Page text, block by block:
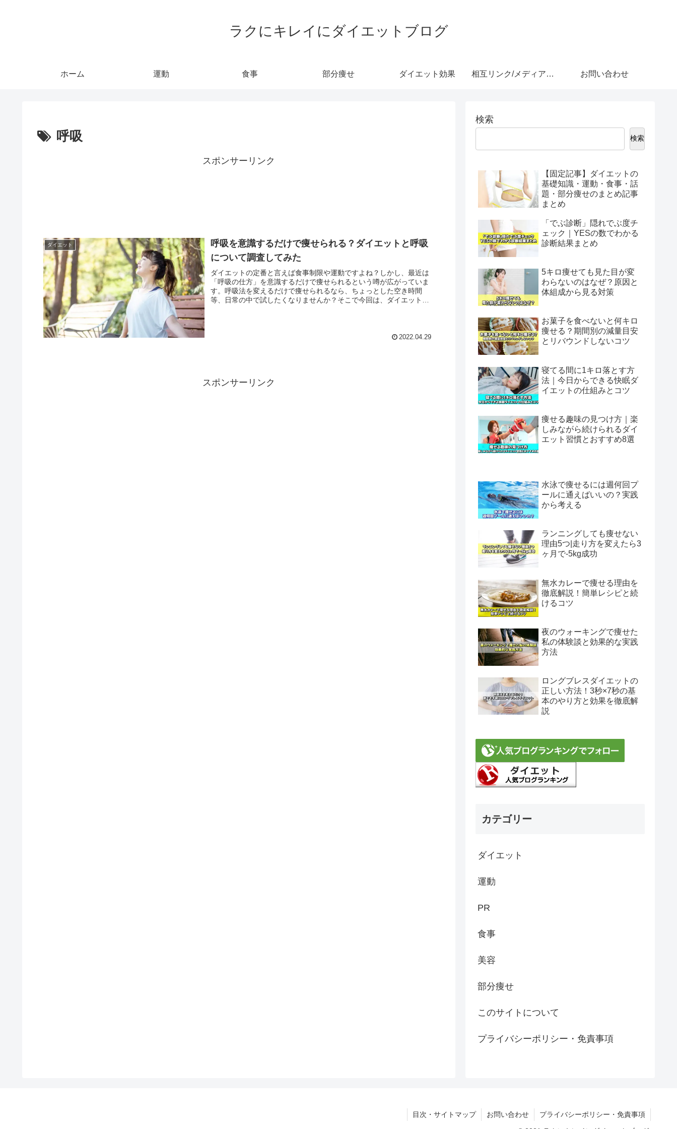
ラクにキレイにダイエットブログ
ホーム 運動 食事 部分痩せ ダイエット効果 相互リンク/メディア紹介 お問い合わせ
呼吸
スポンサーリンク
ダイエット
呼吸を意識するだけで痩せられる？ダイエットと呼吸
について調査してみた
ダイエットの定番と言えば食事制限や運動ですよね？しかし、最近は
「呼吸の仕方」を意識するだけで痩せられるという噂が広がっていま
す。呼吸法を変えるだけで痩せられるなら、ちょっとした空き時間
等、日常の中で試したくなりませんか？そこで今回は、ダイエットと
2022.04.29
スポンサーリンク
検索
検索
【固定記事】ダイエットの
基礎知識・運動・食事・話
題・部分痩せのまとめ記事
まとめ
「でぶ診断」隠れでぶ度チ
ェック｜YESの数でわかる
診断結果まとめ
5キロ痩せても見た目が変
わらないのはなぜ？原因と
体組成から見る対策
お菓子を食べないと何キロ
痩せる？期間別の減量目安
とリバウンドしないコツ
寝てる間に1キロ落とす方
法｜今日からできる快眠ダ
イエットの仕組みとコツ
痩せる趣味の見つけ方｜楽
しみながら続けられるダイ
エット習慣とおすすめ8選
水泳で痩せるには週何回プ
ールに通えばいいの？実践
から考える
ランニングしても痩せない
理由5つ|走り方を変えたら3
ヶ月で-5kg成功
無水カレーで痩せる理由を
徹底解説！簡単レシピと続
けるコツ
夜のウォーキングで痩せた
私の体験談と効果的な実践
方法
ロングブレスダイエットの
正しい方法！3秒×7秒の基
本のやり方と効果を徹底解
説
カテゴリー
ダイエット
運動
PR
食事
美容
部分痩せ
このサイトについて
プライバシーポリシー・免責事項
目次・サイトマップ お問い合わせ プライバシーポリシー・免責事項